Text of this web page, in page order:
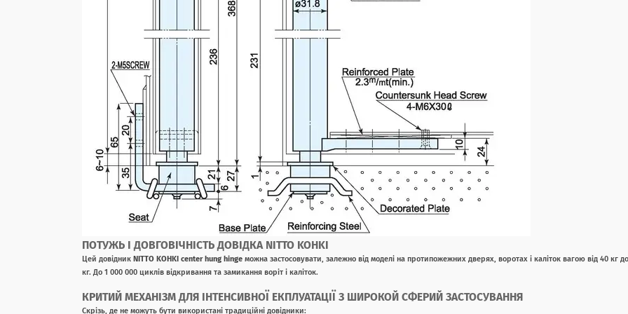
ПОТУЖЬ І ДОВГОВІЧНІСТЬ ДОВІДКА NITTO KOHKI
Цей довідник NITTO KOHKI center hung hinge можна застосовувати, залежно від моделі на протипожежних дверях, воротах і каліток вагою від 40 кг
кг. До 1 000 000 циклів відкривання та замикання воріт і каліток.
КРИТИЙ МЕХАНІЗМ ДЛЯ ІНТЕНСИВНОЇ ЕКПЛУАТАЦІЇ З ШИРОКОЙ СФЕРИЙ ЗАСТОСУВАННЯ
Скрізь, де не можуть бути використані традиційні довідники: